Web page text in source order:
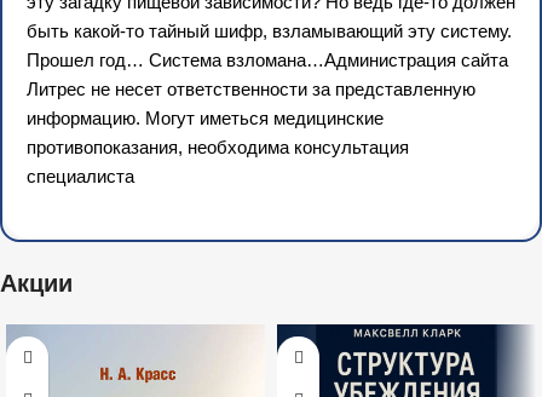
быть какой-то тайный шифр, взламывающий эту систему.
Прошел год… Система взломана…Администрация сайта
Литрес не несет ответственности за представленную
информацию. Могут иметься медицинские
противопоказания, необходима консультация
специалиста
Акции